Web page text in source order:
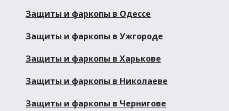
Защиты и фаркопы в Одессе
Защиты и фаркопы в Ужгороде
Защиты и фаркопы в Харькове
Защиты и фаркопы в Николаеве
Защиты и фаркопы в Чернигове